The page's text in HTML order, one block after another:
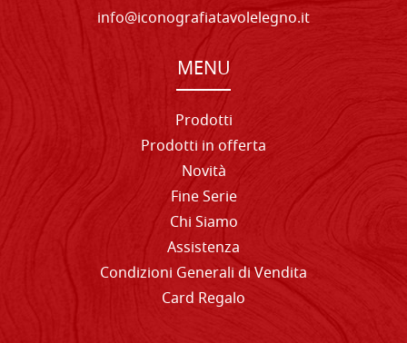
info@iconografiatavolelegno.it
MENU
Prodotti
Prodotti in offerta
Novità
Fine Serie
Chi Siamo
Assistenza
Condizioni Generali di Vendita
Card Regalo